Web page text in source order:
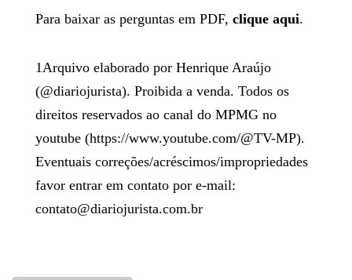
Para baixar as perguntas em PDF, clique aqui.
1Arquivo elaborado por Henrique Araújo
(@diariojurista). Proibida a venda. Todos os
direitos reservados ao canal do MPMG no
youtube (https://www.youtube.com/@TV-MP).
Eventuais correções/acréscimos/impropriedades
favor entrar em contato por e-mail:
contato@diariojurista.com.br